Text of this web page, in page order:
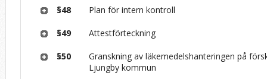
§48 Plan för intern kontroll
§49 Attestförteckning
§50
Granskning av läkemedelshanteringen på
Ljungby kommun